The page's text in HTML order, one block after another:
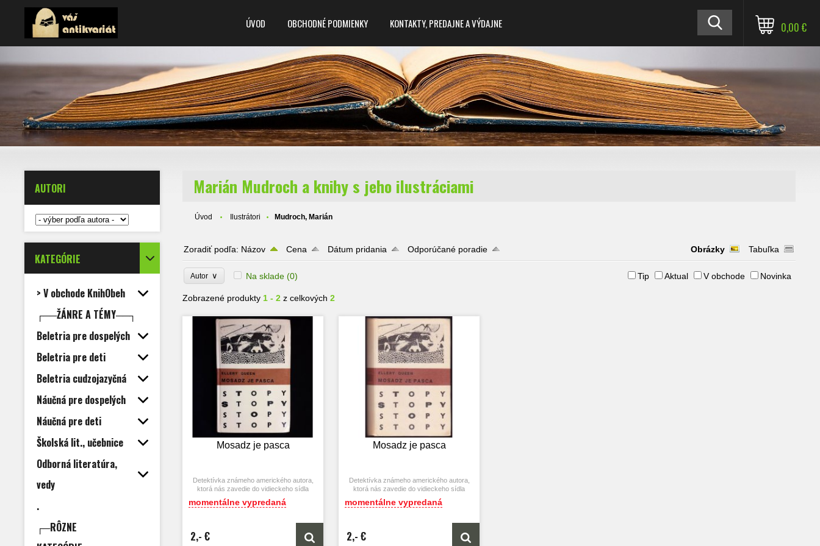
ÚVOD OBCHODNÉ PODMIENKY KONTAKTY, PREDAJNE A VÝDAJNE 0,00 €
AUTORI
KATEGÓRIE
> V obchode KnihObeh
┌──ŽÁNRE A TÉMY──┐
Beletria pre dospelých
Beletria pre deti
Beletria cudzojazyčná
Náučná pre dospelých
Náučná pre deti
Školská lit., učebnice
Odborná literatúra,
vedy
.
┌─RÔZNE
Marián Mudroch a knihy s jeho ilustráciami
Úvod Ilustrátori Mudroch, Marián
Zoradiť podľa: Názov Cena Dátum pridania Odporúčané poradie Obrázky Tabuľka
Autor ∨ Na sklade (0) Tip Aktual V obchode Novinka
Zobrazené produkty 1 - 2 z celkových2
Mosadz je pasca
Detektívka známeho amerického autora,
ktorá nás zavedie do vidieckeho sídla
posledného člena bohatej zlatníckej rodiny
Mosadzovcov.
momentálne vypredaná
2,- €
Mosadz je pasca
Detektívka známeho amerického autora,
ktorá nás zavedie do vidieckeho sídla
posledného člena bohatej zlatníckej rodiny
Mosadzovcov.
momentálne vypredaná
2,- €